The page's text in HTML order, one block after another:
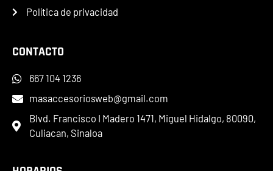
Política de privacidad
CONTACTO
667 104 1236
masaccesoriosweb@gmail.com
Blvd. Francisco I Madero 1471, Miguel Hidalgo, 80090,
Culiacan, Sinaloa